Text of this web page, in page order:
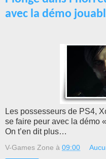
avec la démo
Les possesseurs de PS4,
se faire peur avec la démo
On t’en dit plus…
V-Games Zone à 09:00